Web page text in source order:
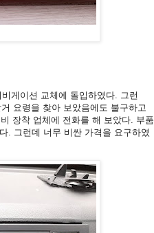
게이션 교체에 돌입하였다. 그런
요령을 찾아 보았음에도 불구하고
장착 업체에 전화를 해 보았다. 부품
. 그런데 너무 비싼 가격을 요구하였